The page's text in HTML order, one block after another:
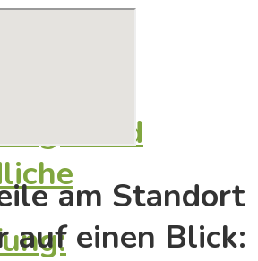
Kind
am Standort
auf einen Blick:​